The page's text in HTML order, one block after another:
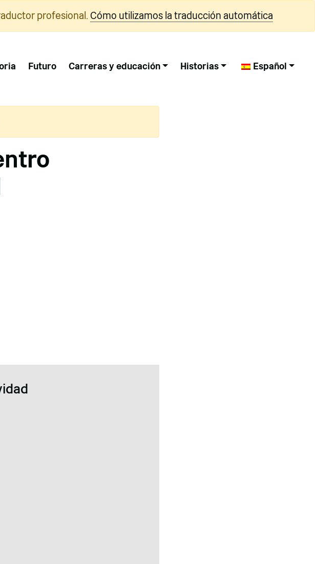
profesional. Cómo utilizamos la traducción automática
Futuro Carreras y educación Historias Español